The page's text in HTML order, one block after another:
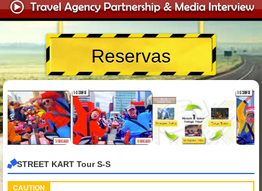
Reservas
STREET KART Tour S-S
CAUTION